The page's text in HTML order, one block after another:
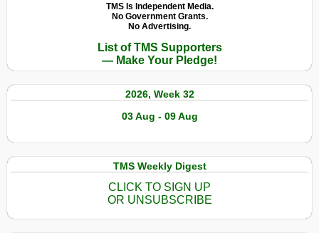
TMS Is Independent Media.
No Government Grants.
No Advertising.
List of TMS Supporters
— Make Your Pledge!
2026, Week 32
03 Aug - 09 Aug
TMS Weekly Digest
CLICK TO SIGN UP
OR UNSUBSCRIBE